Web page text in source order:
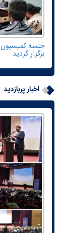
جلسه کمیسیون
برگزار گردید
اخبار پربازدید